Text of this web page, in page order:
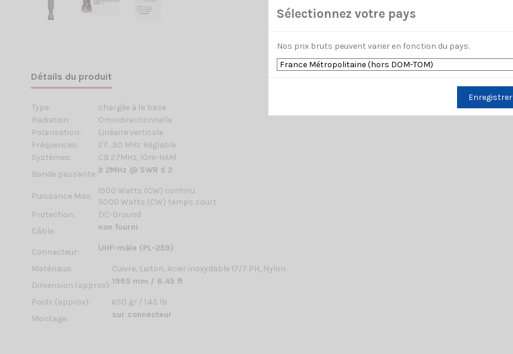
Détails du produit
Type:
chargée à la base
Radiation:
Omnidirectionnelle
Polarisation:
Linéaire verticale
Fréquences:
27…30 MHz Réglable
Systèmes:
CB 27MHz, 10m-HAM
Bande passante:≥ 2MHz @ SWR ≤ 2
Puissance Max:
1500 Watts (CW) continu
5000 Watts (CW) temps court
Protection:
DC-Ground
Câble:
non fourni
Connecteur: UHF-mâle (PL-259)
Matériaux:
Cuivre, Laiton, Acier inoxydable 17/7 PH, Nylon
Dimension (approx): 1965 mm / 6.45 ft
Poids (approx):
650 gr / 1.43 lb
Montage:
sur connecteur
Sélectionnez votre pays
Nos prix bruts peuvent varier en fonction du pays.
Enregistrer